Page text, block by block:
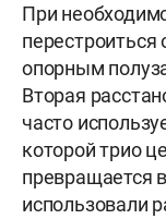
При
опорным
Вторая
часто
которой трио
превращается
использовали